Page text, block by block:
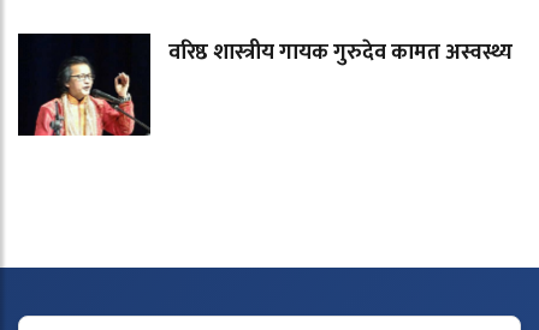
वरिष्ठ शास्त्रीय गायक गुरुदेव कामत अस्वस्थ्य